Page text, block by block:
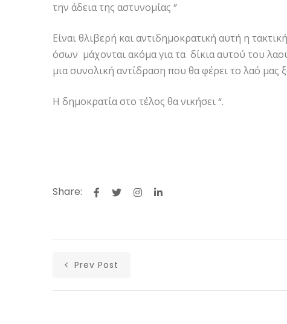
την άδεια της αστυνομίας ”
Είναι θλιβερή και αντιδημοκρατική αυτή η
όσων μάχονται ακόμα για τα δίκια αυτού του
μια συνολική αντίδραση που θα φέρει το λαό
Η δημοκρατία στο τέλος θα νικήσει “.
Share:
Prev Post